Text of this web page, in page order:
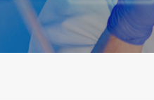
化学
产品
多肽定制
其他材料定制